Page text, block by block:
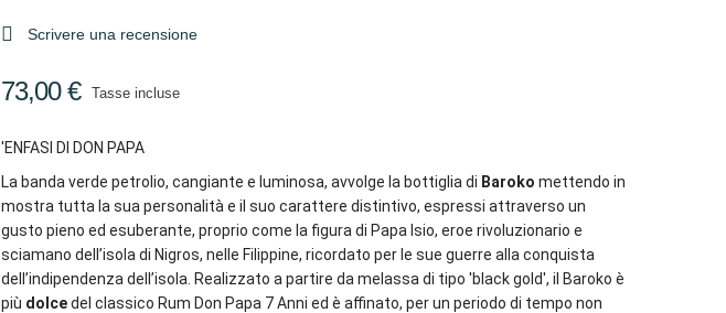
 Scrivere una recensione
73,00 € Tasse incluse
'ENFASI DI DON PAPA
La banda verde petrolio, cangiante e luminosa, avvolge la bottiglia di Baroko mettendo in
mostra tutta la sua personalità e il suo carattere distintivo, espressi attraverso un
gusto pieno ed esuberante, proprio come la figura di Papa Isio, eroe rivoluzionario e
sciamano dell’isola di Nigros, nelle Filippine, ricordato per le sue guerre alla conquista
dell’indipendenza dell’isola. Realizzato a partire da melassa di tipo 'black gold', il Baroko è
più dolcedel classico Rum Don Papa 7 Anni ed è affinato, per un periodo di tempo non